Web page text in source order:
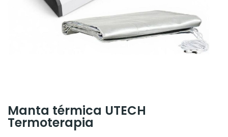
Manta térmica UTECH
Termoterapia